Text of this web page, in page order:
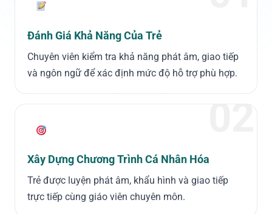
Đánh Giá Khả Năng Của Trẻ
Chuyên viên kiểm tra khả năng phát âm, giao tiếp
và ngôn ngữ để xác định mức độ hỗ trợ phù hợp.
Xây Dựng Chương Trình Cá Nhân Hóa
Trẻ được luyện phát âm, khẩu hình và giao tiếp
trực tiếp cùng giáo viên chuyên môn.